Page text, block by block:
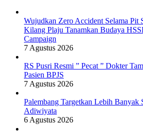
Wujudkan Zero Accident Selama Pit
Kilang Plaju Tanamkan Budaya
Campaign
7 Agustus 2026
RS Pusri Resmi ” Pecat ” Dokter
Pasien BPJS
7 Agustus 2026
Palembang Targetkan Lebih Banyak
Adiwiyata
6 Agustus 2026